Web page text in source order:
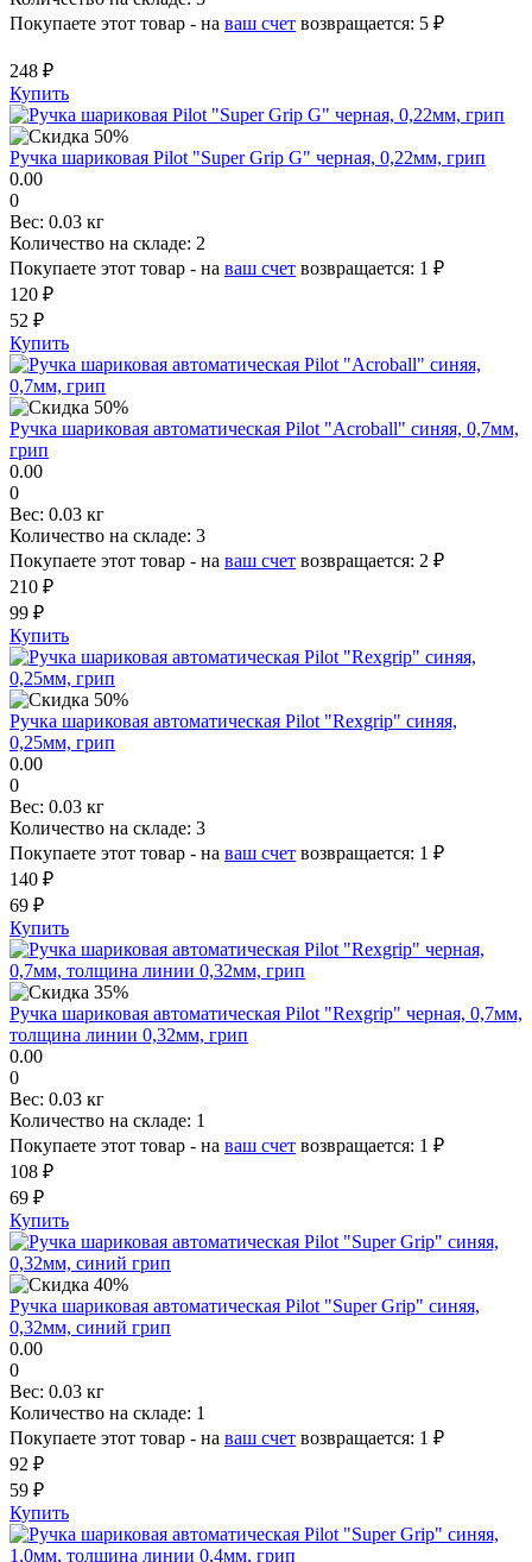
Покупаете этот товар - на ваш счет возвращается: 5 ₽
248 ₽
Купить
Ручка шариковая Pilot "Super Grip G" черная, 0,22мм, грип
0.00
0
Вес: 0.03 кг
Количество на складе: 2
Покупаете этот товар - на ваш счет возвращается: 1 ₽
120 ₽
52 ₽
Купить
Ручка шариковая автоматическая Pilot "Acroball" синяя, 0,7мм,
грип
0.00
0
Вес: 0.03 кг
Количество на складе: 3
Покупаете этот товар - на ваш счет возвращается: 2 ₽
210 ₽
99 ₽
Купить
Ручка шариковая автоматическая Pilot "Rexgrip" синяя,
0,25мм, грип
0.00
0
Вес: 0.03 кг
Количество на складе: 3
Покупаете этот товар - на ваш счет возвращается: 1 ₽
140 ₽
69 ₽
Купить
Ручка шариковая автоматическая Pilot "Rexgrip" черная, 0,7мм,
толщина линии 0,32мм, грип
0.00
0
Вес: 0.03 кг
Количество на складе: 1
Покупаете этот товар - на ваш счет возвращается: 1 ₽
108 ₽
69 ₽
Купить
Ручка шариковая автоматическая Pilot "Super Grip" синяя,
0,32мм, синий грип
0.00
0
Вес: 0.03 кг
Количество на складе: 1
Покупаете этот товар - на ваш счет возвращается: 1 ₽
92 ₽
59 ₽
Купить